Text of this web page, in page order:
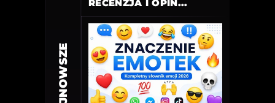
NAJNOWSZE
RECENZJA I OPIN...